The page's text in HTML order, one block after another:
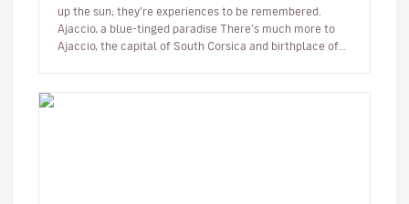
up the sun; they’re experiences to be remembered.
Ajaccio, a blue-tinged paradise There’s much more to
Ajaccio, the capital of South Corsica and birthplace of